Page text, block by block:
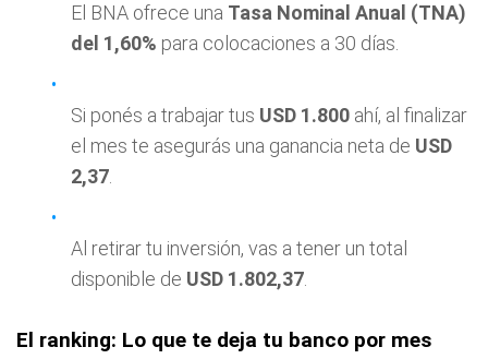
El BNA ofrece una Tasa Nominal Anual (TNA)
del 1,60% para colocaciones a 30 días.
Si ponés a trabajar tus USD 1.800 ahí, al finalizar
el mes te asegurás una ganancia neta de USD
2,37
Al retirar tu inversión, vas a tener un total
disponible de USD 1.802,37
El ranking: Lo que te deja tu banco por mes